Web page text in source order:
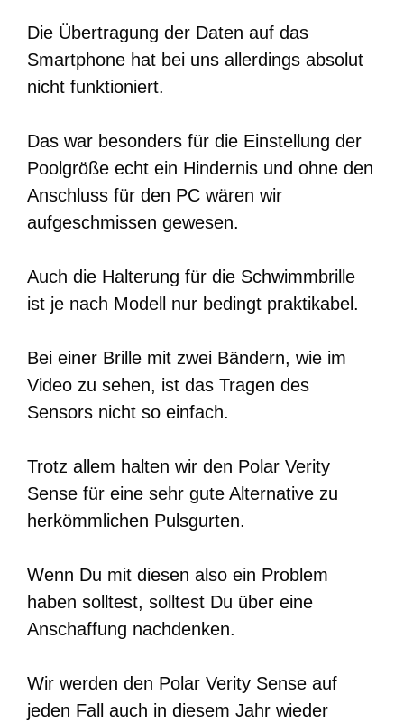
Die Übertragung der Daten auf das
Smartphone hat bei uns allerdings absolut
nicht funktioniert.
Das war besonders für die Einstellung der
Poolgröße echt ein Hindernis und ohne den
Anschluss für den PC wären wir
aufgeschmissen gewesen.
Auch die Halterung für die Schwimmbrille
ist je nach Modell nur bedingt praktikabel.
Bei einer Brille mit zwei Bändern, wie im
Video zu sehen, ist das Tragen des
Sensors nicht so einfach.
Trotz allem halten wir den Polar Verity
Sense für eine sehr gute Alternative zu
herkömmlichen Pulsgurten.
Wenn Du mit diesen also ein Problem
haben solltest, solltest Du über eine
Anschaffung nachdenken.
Wir werden den Polar Verity Sense auf
jeden Fall auch in diesem Jahr wieder